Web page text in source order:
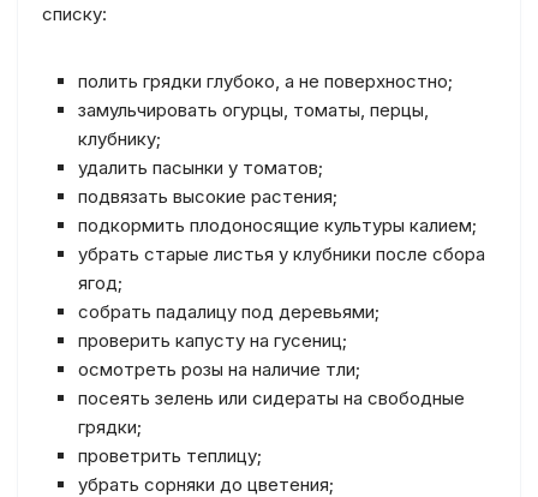
списку:
полить грядки глубоко, а не поверхностно;
замульчировать огурцы, томаты, перцы,
клубнику;
удалить пасынки у томатов;
подвязать высокие растения;
подкормить плодоносящие культуры калием;
убрать старые листья у клубники после сбора
ягод;
собрать падалицу под деревьями;
проверить капусту на гусениц;
осмотреть розы на наличие тли;
посеять зелень или сидераты на свободные
грядки;
проветрить теплицу;
убрать сорняки до цветения;